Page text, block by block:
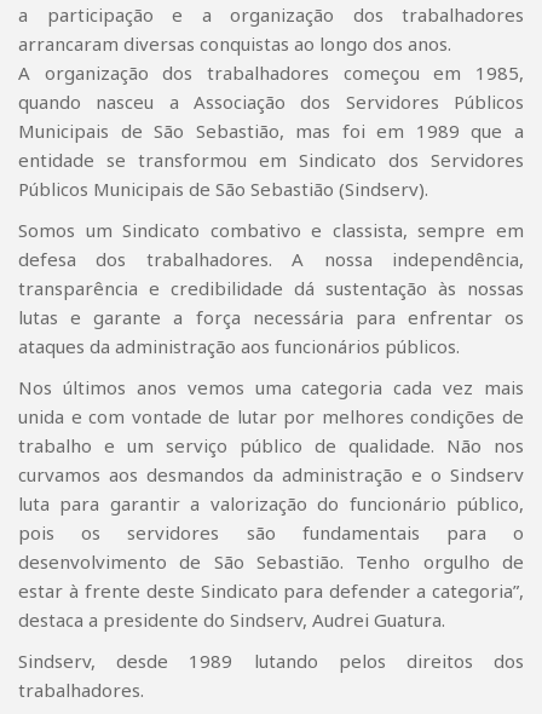
a participação e a organização dos trabalhadores
arrancaram diversas conquistas ao longo dos anos.
A organização dos trabalhadores começou em 1985,
quando nasceu a Associação dos Servidores Públicos
Municipais de São Sebastião, mas foi em 1989 que a
entidade se transformou em Sindicato dos Servidores
Públicos Municipais de São Sebastião (Sindserv).
Somos um Sindicato combativo e classista, sempre em
defesa dos trabalhadores. A nossa independência,
transparência e credibilidade dá sustentação às nossas
lutas e garante a força necessária para enfrentar os
ataques da administração aos funcionários públicos.
Nos últimos anos vemos uma categoria cada vez mais
unida e com vontade de lutar por melhores condições de
trabalho e um serviço público de qualidade. Não nos
curvamos aos desmandos da administração e o Sindserv
luta para garantir a valorização do funcionário público,
pois os servidores são fundamentais para o
desenvolvimento de São Sebastião. Tenho orgulho de
estar à frente deste Sindicato para defender a categoria”,
destaca a presidente do Sindserv, Audrei Guatura.
Sindserv, desde 1989 lutando pelos direitos dos
trabalhadores.